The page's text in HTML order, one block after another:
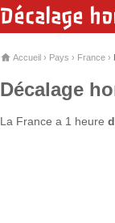
Décalage
Accueil › Pays › France ›
Décalage
La France a 1 heure